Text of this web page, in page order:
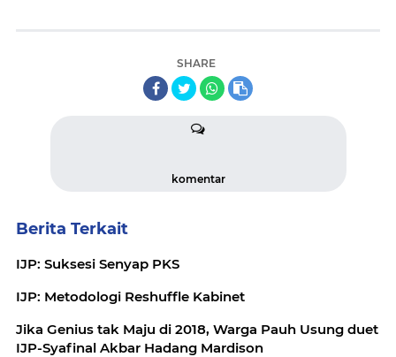
SHARE
komentar
Berita Terkait
IJP: Suksesi Senyap PKS
IJP: Metodologi Reshuffle Kabinet
Jika Genius tak Maju di 2018, Warga Pauh Usung duet
IJP-Syafinal Akbar Hadang Mardison